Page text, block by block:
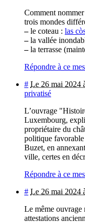
Comment
trois mondes
–le coteau : las
–la vallée
–la terrasse
Répondre à ce
# Le 26 mai 2024
privatisé
L’ouvrage
Luxembourg,
propriétaire du
politique
Buzet, en
ville, certes en
Répondre à ce
# Le 26 mai 2024
Le même ouvrage
attestations